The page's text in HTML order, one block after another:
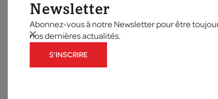
Newsletter
Abonnez-vous à notre Newsletter pour être
nos dernières actualités.
S'INSCRIRE